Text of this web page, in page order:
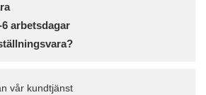
arbetsdagar
vår kundtjänst